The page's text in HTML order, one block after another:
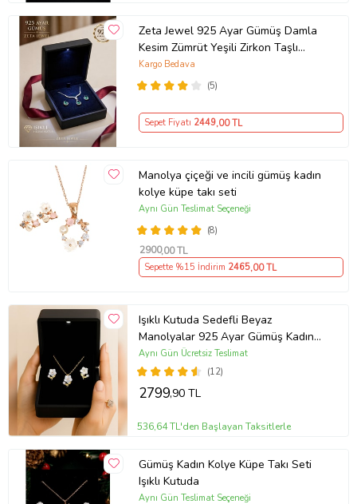
Zeta Jewel 925 Ayar Gümüş Damla
Kesim Zümrüt Yeşili Zirkon Taşlı
Kolye Küpe Seti LED Işıklı Lüks
Hediye Kutulu Zarif Kadın Takı Seti
(5)
Kargo Bedava
Sepet Fiyatı 2449,00 TL
Manolya çiçeği ve incili gümüş kadın
kolye küpe takı seti
(8)
Aynı Gün Teslimat Seçeneği
2900,00 TL
Sepette %15 İndirim 2465,00 TL
Işıklı Kutuda Sedefli Beyaz
Manolyalar 925 Ayar Gümüş Kadın
Kolye Küpe Takı Seti
(12)
Aynı Gün Ücretsiz Teslimat
2799,90 TL
536,64 TL'den Başlayan Taksitlerle
Gümüş Kadın Kolye Küpe Takı Seti
Işıklı Kutuda
Aynı Gün Teslimat Seçeneği